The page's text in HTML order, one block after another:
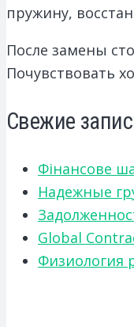
пружину,
После замены
Почувствовать
Свежие
Фінансове
Надежные
Global
Физиология